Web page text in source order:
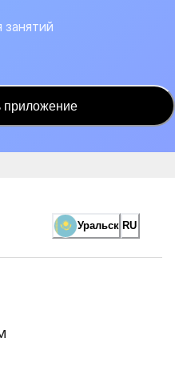
приложение
Уральск RU